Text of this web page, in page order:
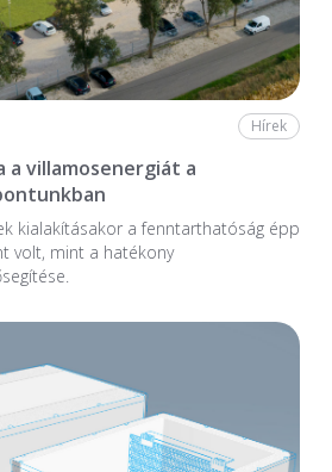
Hírek
a villamosenergiát a
kialakításakor a fenntarthatóság épp
volt, mint a hatékony